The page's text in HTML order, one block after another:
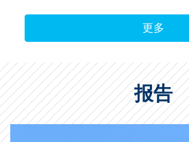
更多
报告